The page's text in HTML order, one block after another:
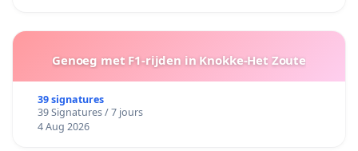
Genoeg met F1-rijden in Knokke-Het Zoute
39 signatures
39 Signatures / 7 jours
4 Aug 2026